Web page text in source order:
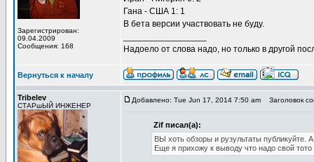
Зарегистрирован:
09.04.2009
Сообщения: 168
Гана - США 1: 1
В бета версии участвовать не буду.
Надоело от слова надо, но только в другой
Вернуться к началу
Tribelev
СТАРшЫЙ ИНЖЕНЕР
Добавлено: Tue Jun 17, 2014 7:50 am Заголовок
Zif писал(а):
ВЫ хоть обзоры и рузультаты публикуйте.
Еще я прихожу к выводу что надо свой